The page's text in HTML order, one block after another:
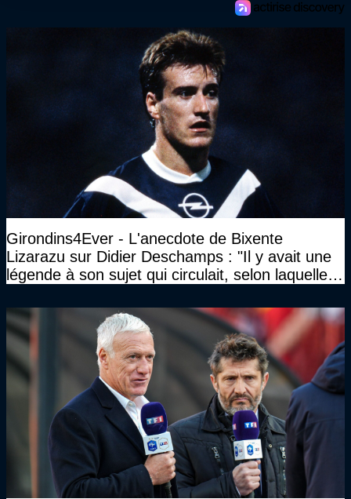
Girondins4Ever - L'anecdote de Bixente
Lizarazu sur Didier Deschamps : "Il y avait une
légende à son sujet qui circulait, selon laquelle il